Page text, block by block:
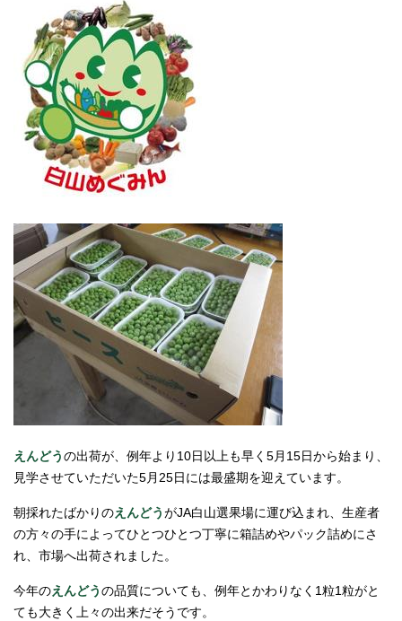
えんどう の出荷が、例年より10日以上も早く5月15日から始まり、
見学させていただいた5月25日には最盛期を迎えています。
朝採れたばかりのえんどう がJA白山選果場に運び込まれ、生産者
の方々の手によってひとつひとつ丁寧に箱詰めやパック詰めにさ
れ、市場へ出荷されました。
今年のえんどう の品質についても、例年とかわりなく1粒1粒がと
ても大きく上々の出来だそうです。